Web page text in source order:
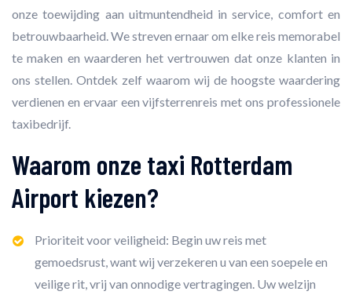
onze toewijding aan uitmuntendheid in service, comfort en
betrouwbaarheid. We streven ernaar om elke reis memorabel
te maken en waarderen het vertrouwen dat onze klanten in
ons stellen. Ontdek zelf waarom wij de hoogste waardering
verdienen en ervaar een vijfsterrenreis met ons professionele
taxibedrijf.
Waarom onze taxi Rotterdam
Airport kiezen?
Prioriteit voor veiligheid: Begin uw reis met
gemoedsrust, want wij verzekeren u van een soepele en
veilige rit, vrij van onnodige vertragingen. Uw welzijn